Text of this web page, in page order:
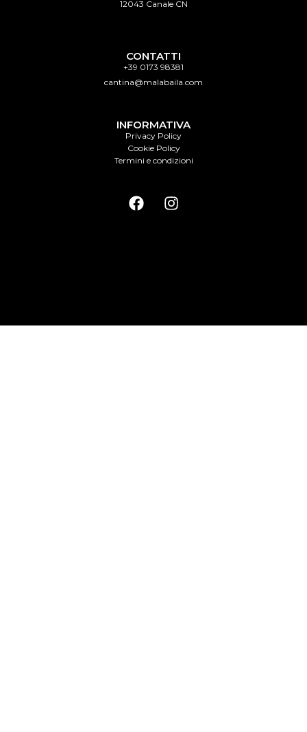
12043 Canale CN
CONTATTI
+39 0173 98381
cantina@malabaila.com
INFORMATIVA
Privacy Policy
Cookie Policy
Termini e condizioni